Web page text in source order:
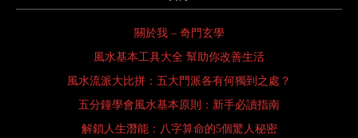
關於我 – 奇門玄學
風水基本工具大全 幫助你改善生活
風水流派大比拼：五大門派各有何獨到之處？
五分鐘學會風水基本原則：新手必讀指南
解鎖人生潛能：八字算命的5個驚人秘密